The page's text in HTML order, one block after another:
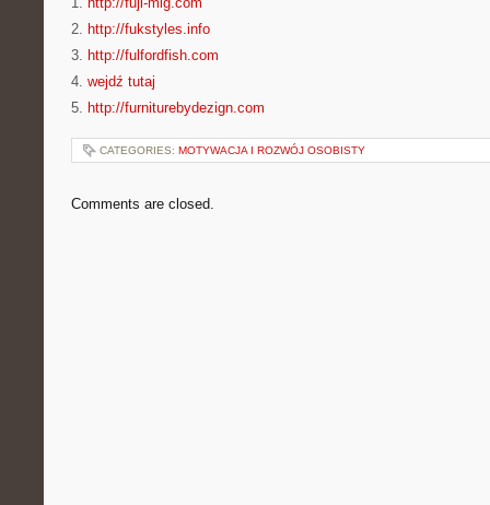
2. http://fukstyles.info
3. http://fulfordfish.com
4. wejdź tutaj
5. http://furniturebydezign.com
CATEGORIES: MOTYWACJA I ROZWÓJ OSOBISTY
Comments are closed.